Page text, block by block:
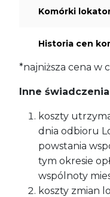
Komórki
Historia cen
*najniższa cena w
Inne
koszty
dnia odbioru
powstania
tym okresie
wspólnoty
koszty zmian